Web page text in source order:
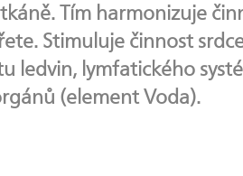
Tím harmonizuje
Stimuluje činnost
ledvin, lymfatického
(element Voda).